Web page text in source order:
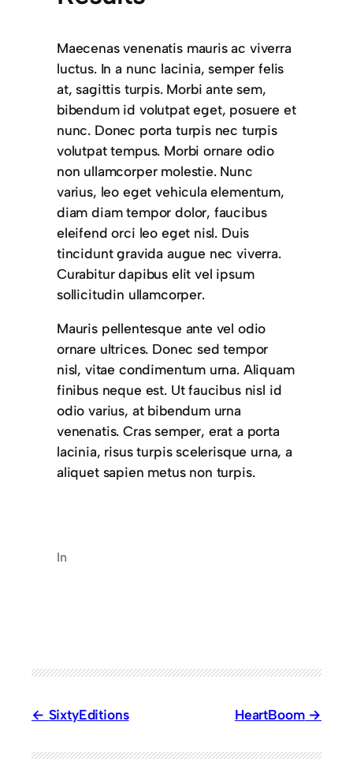
Maecenas venenatis mauris ac viverra
luctus. In a nunc lacinia, semper felis
at, sagittis turpis. Morbi ante sem,
bibendum id volutpat eget, posuere et
nunc. Donec porta turpis nec turpis
volutpat tempus. Morbi ornare odio
non ullamcorper molestie. Nunc
varius, leo eget vehicula elementum,
diam diam tempor dolor, faucibus
eleifend orci leo eget nisl. Duis
tincidunt gravida augue nec viverra.
Curabitur dapibus elit vel ipsum
sollicitudin ullamcorper.
Mauris pellentesque ante vel odio
ornare ultrices. Donec sed tempor
nisl, vitae condimentum urna. Aliquam
finibus neque est. Ut faucibus nisl id
odio varius, at bibendum urna
venenatis. Cras semper, erat a porta
lacinia, risus turpis scelerisque urna, a
aliquet sapien metus non turpis.
In
SixtyEditions HeartBoom